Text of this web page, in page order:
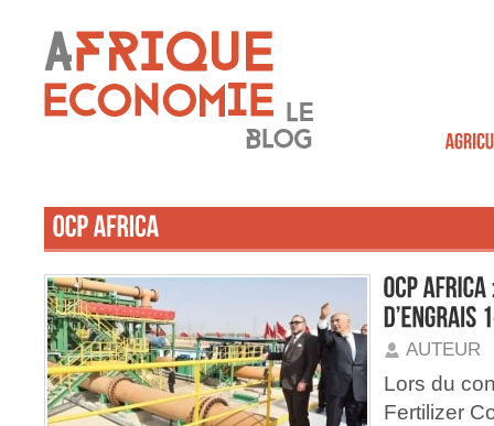
AUTEUR
Lors du
Fertilizer